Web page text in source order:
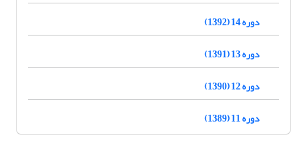
دوره 14 (1392)
دوره 13 (1391)
دوره 12 (1390)
دوره 11 (1389)